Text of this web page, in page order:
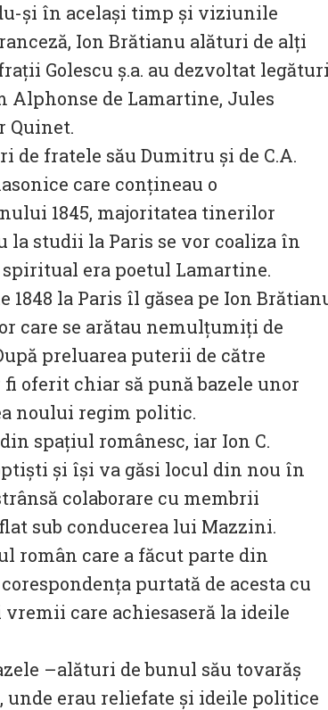
și în același timp și viziunile
Ion Brătianu alături de alți
Golescu ș.a. au dezvoltat
Alphonse de Lamartine, Jules
Quinet.
de fratele său Dumitru și de C.A.
care conțineau o
1845, majoritatea tinerilor
studii la Paris se vor coaliza în
era poetul Lamartine.
la Paris îl găsea pe Ion
care se arătau nemulțumiți de
preluarea puterii de către
oferit chiar să pună bazele unor
noului regim politic.
spațiul românesc, iar Ion C.
și își va găsi locul din nou în
colaborare cu membrii
sub conducerea lui Mazzini.
român care a făcut parte din
purtată de acesta cu
care achiesaseră la ideile
–alături de bunul său tovarăș
unde erau reliefate și ideile politice